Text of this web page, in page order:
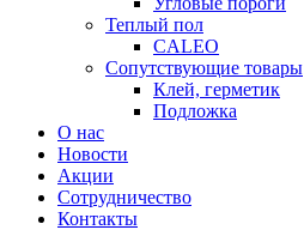
Теплый пол
CALEO
Сопутствующие товары
Клей, герметик
Подложка
О нас
Новости
Акции
Сотрудничество
Контакты